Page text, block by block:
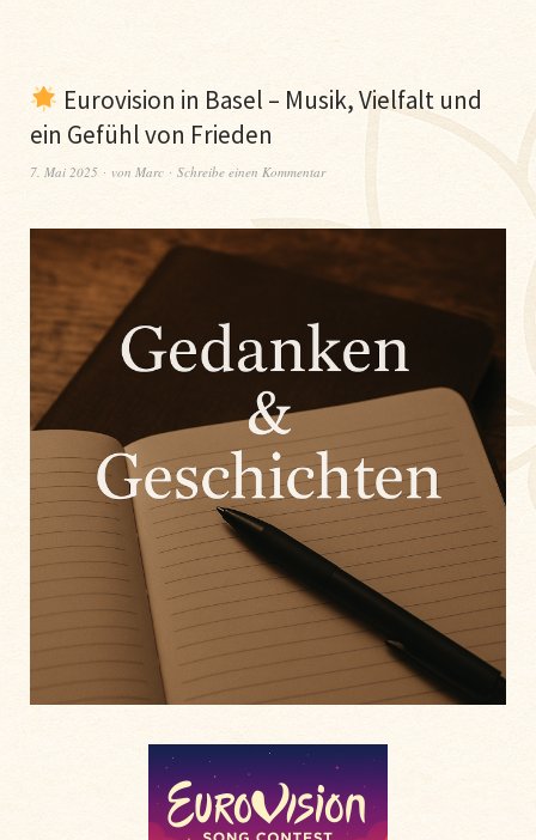
Eurovision in Basel – Musik, Vielfalt und
ein Gefühl von Frieden
7. Mai 2025 von Marc Schreibe einen Kommentar